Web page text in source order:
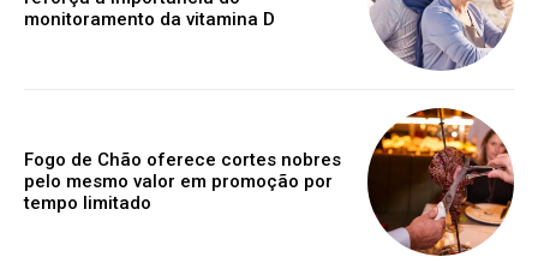
monitoramento da vitamina D
Fogo de Chão oferece cortes nobres
pelo mesmo valor em promoção por
tempo limitado